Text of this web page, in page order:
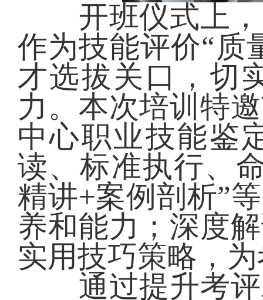
开班仪式上，
作为技能评价“质
才选拔关口，切
力。本次培训特
中心职业技能鉴
读、标准执行、
精讲+案例剖析”
养和能力；深度
实用技巧策略，
通过提升考评